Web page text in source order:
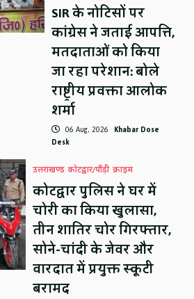
SIR के नोटिसों पर
कांग्रेस ने जताई आपत्ति,
मतदाताओं को किया
जा रहा परेशान: बोले
राष्ट्रीय प्रवक्ता आलोक
शर्मा
06 Aug, 2026 Khabar Dose
Desk
उत्तराखण्ड कोटद्वार/पौड़ी क्राइम
कोटद्वार पुलिस ने घर में
चोरी का किया खुलासा,
तीन शातिर चोर गिरफ्तार,
सोने-चांदी के जेवर और
वारदात में प्रयुक्त स्कूटी
बरामद